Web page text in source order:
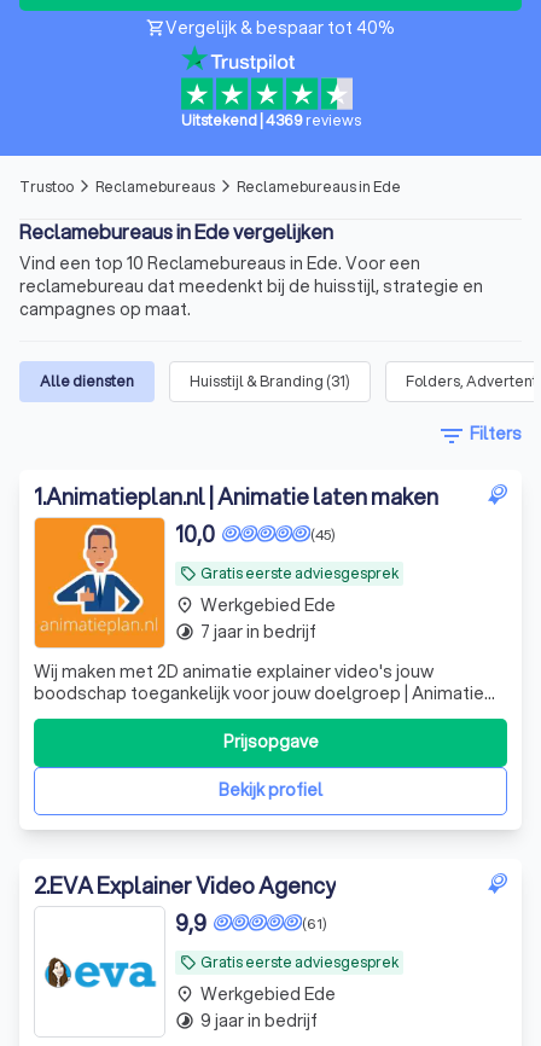
shopping_cartVergelijk & bespaar tot 40%
Uitstekend| 4369 reviews
Trustoo arrow_forward_ios Reclamebureaus arrow_forward_ios Reclamebureaus in Ede
Reclamebureaus in Ede vergelijken
Vind een top 10 Reclamebureaus in Ede. Voor een
reclamebureau dat meedenkt bij de huisstijl, strategie en
campagnes op maat.
Alle diensten Huisstijl & Branding (31) Folders,
filter_list Filters
1.Animatieplan.nl | Animatie laten maken
local_offer Gratis eerste adviesgesprek
(45)
10,0
Wij maken met 2D animatie explainer video's jouw
boodschap toegankelijk voor jouw doelgroep | Animatie
laten maken? | Animatieplan.nl
Bekijk profiel
Prijsopgave
place Werkgebied Ede
timelapse 7 jaar in bedrijf
2.EVA Explainer Video Agency
local_offer Gratis eerste adviesgesprek
(61)
9,9
place Werkgebied Ede
timelapse 9 jaar in bedrijf